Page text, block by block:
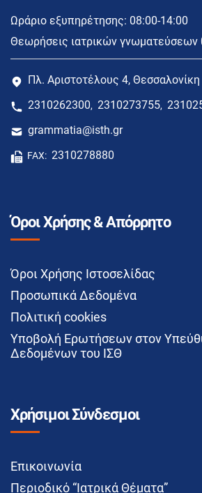
Ωράριο εξυπηρέτησης: 08:00-14:00
Θεωρήσεις ιατρικών γνωματεύσεων
Πλ. Αριστοτέλους 4,
2310262300, 2310273755,
grammatia@isth.gr
FAX: 2310278880
Όροι Χρήσης & Απόρρητο
Όροι Χρήσης Ιστοσελίδας
Προσωπικά Δεδομένα
Πολιτική cookies
Υποβολή Ερωτήσεων στον
Δεδομένων του ΙΣΘ
Χρήσιμοι Σύνδεσμοι
Επικοινωνία
Περιοδικό “Ιατρικά Θέματα”